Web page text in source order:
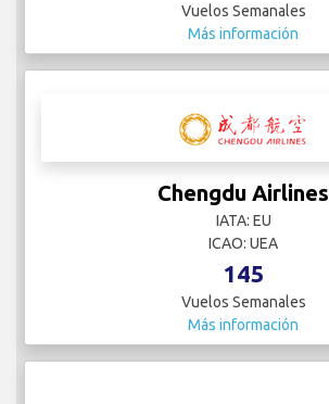
Vuelos Semanales
Más información
Chengdu Airlines
IATA: EU
ICAO: UEA
145
Vuelos Semanales
Más información